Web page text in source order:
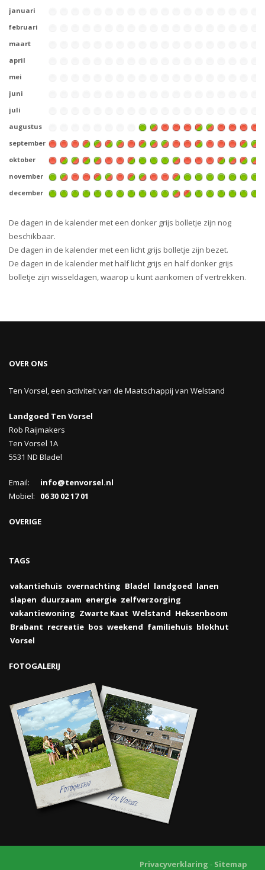
januari
februari
maart
april
mei
juni
juli
augustus
september
oktober
november
december
De dagen in de kalender met een donker grijs bolletje zijn nog
beschikbaar.
De dagen in de kalender met een licht grijs bolletje zijn bezet.
De dagen in de kalender met half licht grijs en half donker grijs
bolletje zijn wisseldagen, waarop u kunt aankomen of vertrekken.
OVER ONS
Ten Vorsel, een activiteit van de Maatschappij van Welstand
Landgoed Ten Vorsel
Rob Raijmakers
Ten Vorsel 1A
5531 ND Bladel
Email:
info@tenvorsel.nl
Mobiel: 06 30 02 17 01
OVERIGE
TAGS
vakantiehuis overnachting Bladel landgoed lanen
slapen duurzaam energie zelfverzorging
vakantiewoning Zwarte Kaat Welstand Heksenboom
Brabant recreatie bos weekend familiehuis blokhut
Vorsel
FOTOGALERIJ
Privacyverklaring - Sitemap